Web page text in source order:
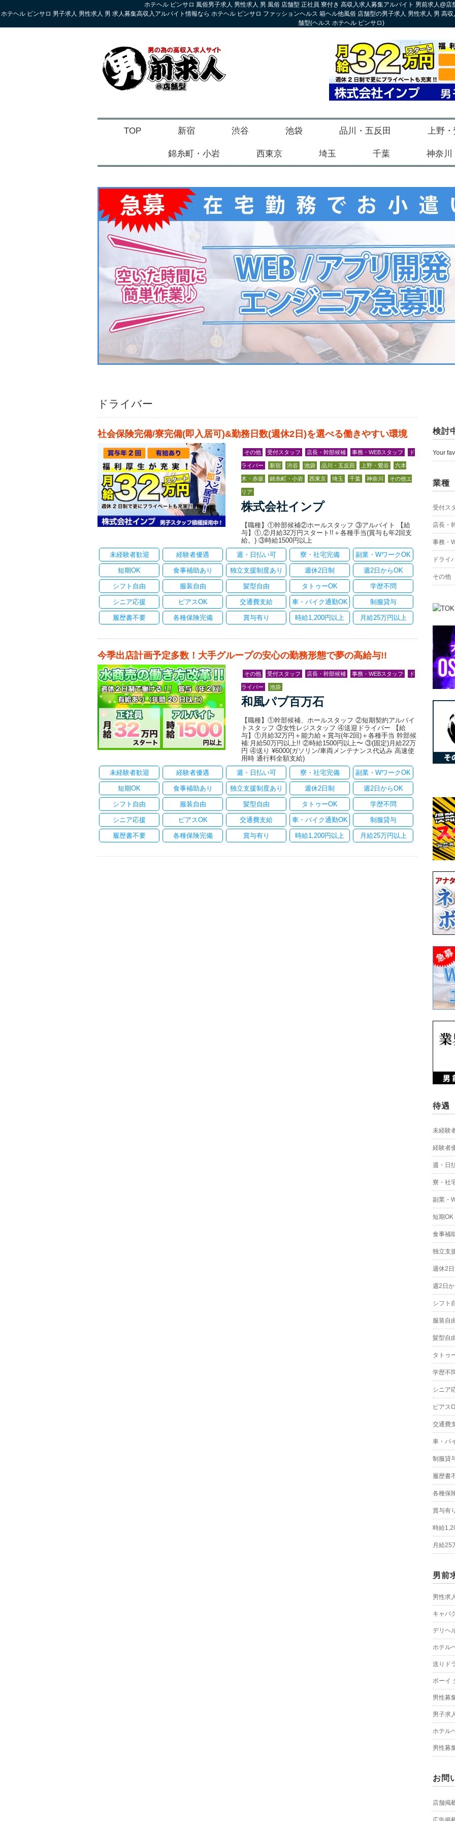
ホテヘル ピンサロ 風俗男子求人 男性求人 男 風俗 店舗型 正社員 寮付き 高収入求人募集アルバイト 男前求人@
ホテヘル ピンサロ 男子求人 男性求人 男 求人募集高収入アルバイト情報なら ホテヘル ピンサロ ファッションヘルス 箱ヘル他風俗 店舗型の男子求人 男性求人 男 高
舗型(ヘルス ホテヘル ピンサロ)
TOP 新宿 渋谷 池袋 品川・五反田 上野
錦糸町・小岩 西東京 埼玉 千葉 神奈川
ドライバー
社会保険完備/寮完備(即入居可)&勤務日数(週休2日)を選べる働きやすい環境
その他 受付スタッフ 店長・幹部候補 事務・WEBスタッフ ド
ライバー 新宿 渋谷 池袋 品川・五反田 上野・鶯谷 六本
木・赤坂 錦糸町・小岩 西東京 埼玉 千葉 神奈川 その他エ
リア
株式会社インプ
【職種】①幹部候補②ホールスタッフ ③アルバイト 【給
与】①,②月給32万円スタート!!＋各種手当(賞与も年2回支
給。) ③時給1500円以上
未経験者歓迎
経験者優遇 週・日払い可 寮・社宅完備 副業・WワークOK
短期OK 食事補助あり 独立支援制度あり 週休2日制 週2日からOK
シフト自由 服装自由 髪型自由 タトゥーOK 学歴不問
シニア応援 ピアスOK 交通費支給 車・バイク通勤OK 制服貸与
履歴書不要 各種保険完備 賞与有り 時給1,200円以上 月給25万円以上
今季出店計画予定多数！大手グループの安心の勤務形態で夢の高給与!!
その他 受付スタッフ 店長・幹部候補 事務・WEBスタッフ ド
ライバー 池袋
和風パブ百万石
【職種】①幹部候補、ホールスタッフ ②短期契約アルバイ
トスタッフ ③女性レジスタッフ ④送迎ドライバー 【給
与】①月給32万円＋能力給＋賞与(年2回)＋各種手当 幹部候
補:月給50万円以上!! ②時給1500円以上〜 ③(固定)月給22万
円 ④送り ¥6000(ガソリン/車両メンテナンス代込み 高速使
用時 通行料全額支給)
未経験者歓迎
経験者優遇 週・日払い可 寮・社宅完備 副業・WワークOK
短期OK 食事補助あり 独立支援制度あり 週休2日制 週2日からOK
シフト自由 服装自由 髪型自由 タトゥーOK 学歴不問
シニア応援 ピアスOK 交通費支給 車・バイク通勤OK 制服貸与
履歴書不要 各種保険完備 賞与有り 時給1,200円以上 月給25万円以上
検討
Your
業種
受付ス
店長・
事務・
ドライ
その他
待遇
未経験
経験者
週・日
寮・社
副業・
短期OK
食事補
独立支
週休2
週2日
シフト
服装自
髪型自
タトゥ
学歴不
シニア
ピアス
交通費
車・バ
制服貸
履歴書
各種保
賞与有
時給
月給25
男前
男性求
キャバ
デリヘ
ホテル
送りド
ボーイ
男性募
男子求
ホテル
男性募
お問
店舗掲